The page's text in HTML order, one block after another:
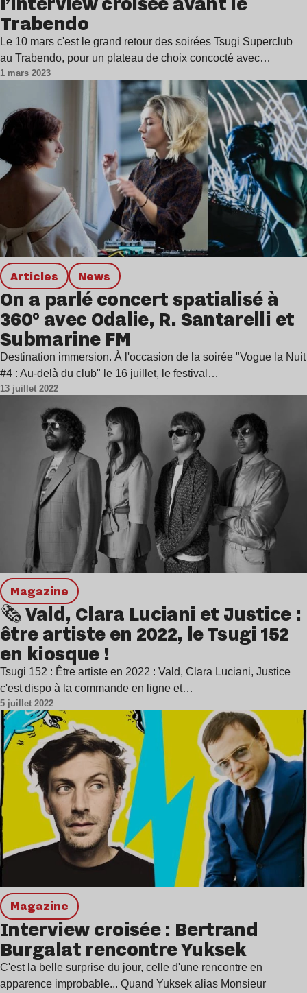
Trabendo
Le 10 mars c'est le grand retour des soirées Tsugi Superclub
au Trabendo, pour un plateau de choix concocté avec…
1 mars 2023
Articles news
On a parlé concert spatialisé à
360° avec Odalie, R. Santarelli et
Submarine FM
Destination immersion. À l'occasion de la soirée "Vogue la Nuit
#4 : Au-delà du club" le 16 juillet, le festival…
13 juillet 2022
magazine
🗞 Vald, Clara Luciani et Justice :
être artiste en 2022, le Tsugi 152
en kiosque !
Tsugi 152 : Être artiste en 2022 : Vald, Clara Luciani, Justice
c'est dispo à la commande en ligne et…
5 juillet 2022
magazine
Interview croisée : Bertrand
Burgalat rencontre Yuksek
C'est la belle surprise du jour, celle d'une rencontre en
apparence improbable... Quand Yuksek alias Monsieur